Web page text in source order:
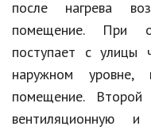
после нагрева
помещение. При
поступает с улицы
наружном уровне,
помещение.
вентиляционную